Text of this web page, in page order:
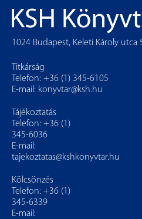
1024 Budapest, Keleti Károly utca
Titkárság
Telefon: +36 (1) 345-6105
E-mail: konyvtar@ksh.hu
Tájékoztatás
Telefon: +36 (1)
345-6036
E-mail:
tajekoztatas@kshkonyvtar.hu
Kölcsönzés
Telefon: +36 (1)
345-6339
E-mail: